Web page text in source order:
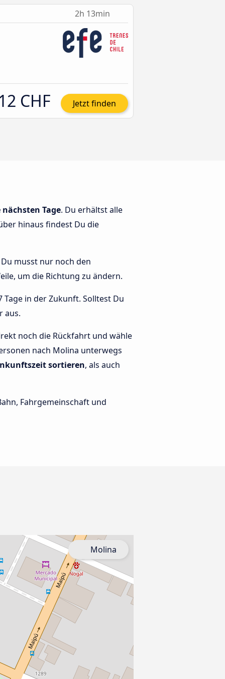
2h 13min
12 CHF Jetzt finden
Tage. Du erhältst alle
hinaus findest Du die
musst nur noch den
um die Richtung zu ändern.
in der Zukunft. Solltest Du
aus.
noch die Rückfahrt und wähle
nach Molina unterwegs
sortieren, als auch
Fahrgemeinschaft und
Molina